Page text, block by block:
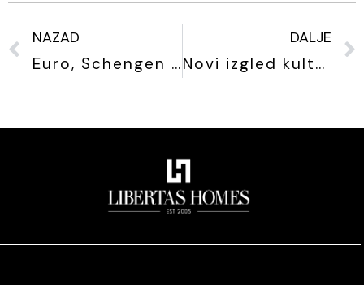
NAZAD
Euro, Schengen i rat u Ukrajini – turbulentno razdoblje za hrvatsko tržište nekretnina
DALJE
Novi izgled kulturne baštine